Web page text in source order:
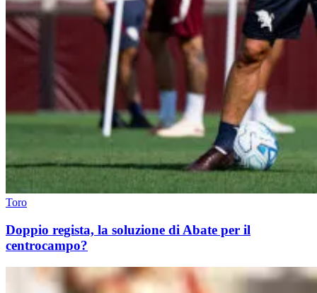
Toro
Doppio regista, la soluzione di Abate per il
centrocampo?